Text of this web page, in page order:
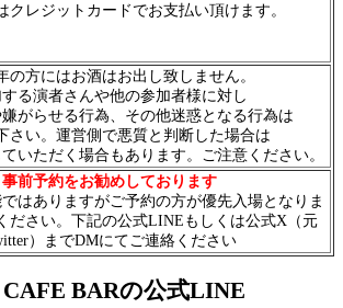
クレジットカードでお支払い頂けます。
の方にはお酒はお出し致しません。
る演者さんや他の参加者様に対し
がらせる行為、その他迷惑となる行為は
さい。運営側で悪質と判断した場合は
いただく場合もあります。ご注意ください。
事前予約をお勧めしております
はありますがご予約の方が優先入場となりま
ださい。下記の公式LINEもしくは公式X（元
）までDMにてご連絡ください
BARの公式LINE